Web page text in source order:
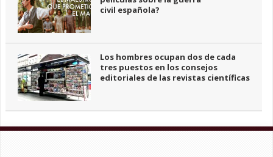
civil española?
Los hombres ocupan dos de cada
tres puestos en los consejos
editoriales de las revistas científicas